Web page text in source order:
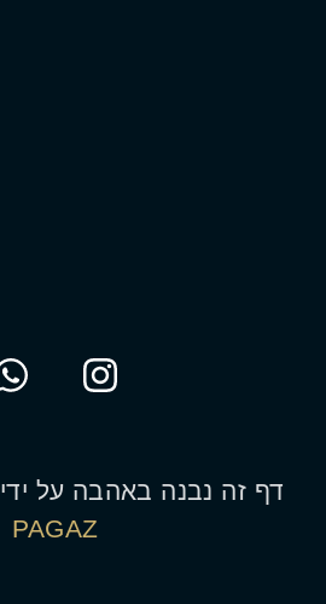
דף זה נבנה באהבה על ידי
PAGAZ